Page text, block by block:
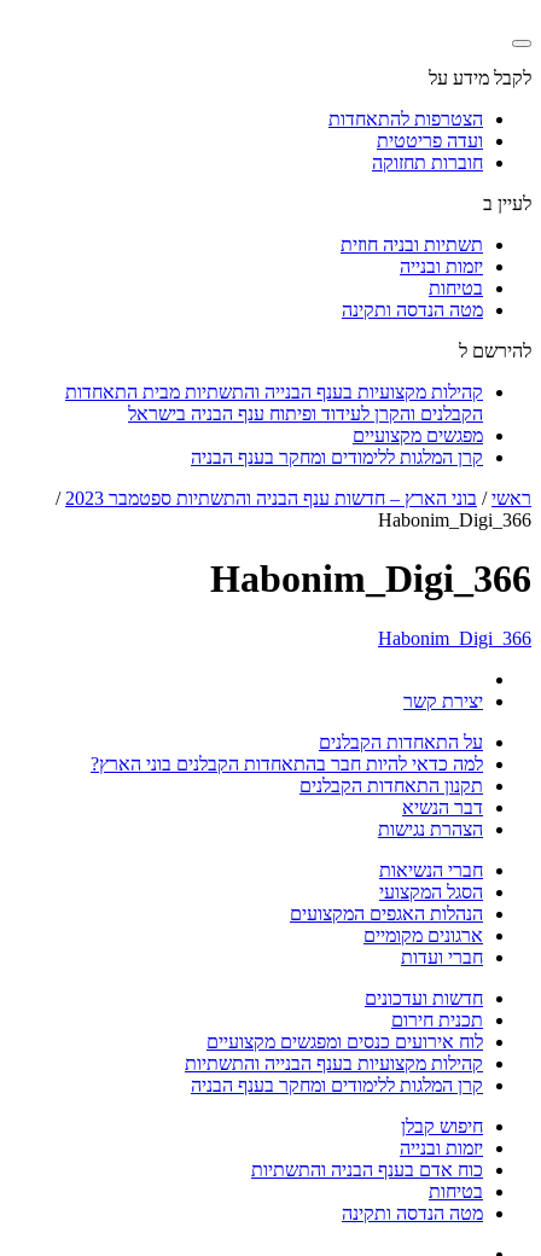
לקבל מידע על
הצטרפות להתאחדות
ועדה פריטטית
חוברות תחזוקה
לעיין ב
תשתיות ובניה חוזית
יזמות ובנייה
בטיחות
מטה הנדסה ותקינה
להירשם ל
קהילות מקצועיות בענף הבנייה והתשתיות מבית התאחדות
הקבלנים והקרן לעידוד ופיתוח ענף הבניה בישראל
מפגשים מקצועיים
קרן המלגות ללימודים ומחקר בענף הבניה
ראשי/ בוני הארץ – חדשות ענף הבניה והתשתיות ספטמבר 2023
/
366_Habonim_Digi
366_Habonim_Digi
366_Habonim_Digi
יצירת קשר
על התאחדות הקבלנים
למה כדאי להיות חבר בהתאחדות הקבלנים בוני הארץ?
תקנון התאחדות הקבלנים
דבר הנשיא
הצהרת נגישות
חברי הנשיאות
הסגל המקצועי
הנהלות האגפים המקצועים
ארגונים מקומיים
חברי ועדות
חדשות ועדכונים
תכנית חירום
לוח אירועים כנסים ומפגשים מקצועיים
קהילות מקצועיות בענף הבנייה והתשתיות
קרן המלגות ללימודים ומחקר בענף הבניה
חיפוש קבלן
יזמות ובנייה
כוח אדם בענף הבניה והתשתיות
בטיחות
מטה הנדסה ותקינה